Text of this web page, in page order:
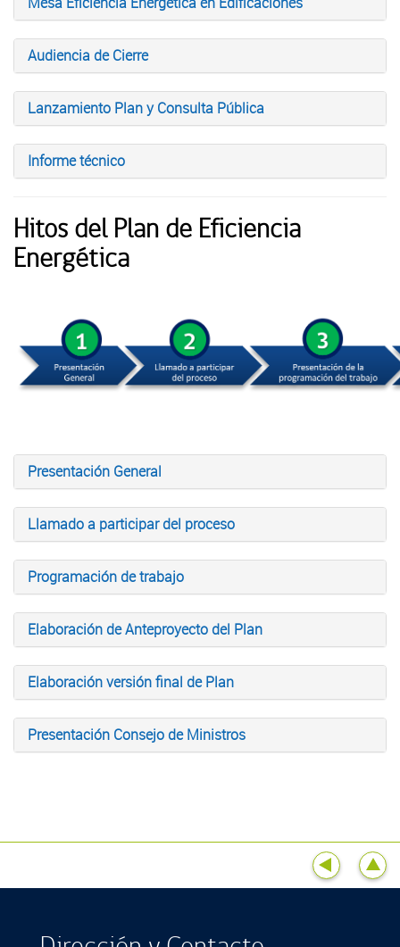
Audiencia de Cierre
Lanzamiento Plan y Consulta Pública
Informe técnico
Hitos del Plan de Eficiencia
Energética
Presentación General
Llamado a participar del proceso
Programación de trabajo
Elaboración de Anteproyecto del Plan
Elaboración versión final de Plan
Presentación Consejo de Ministros